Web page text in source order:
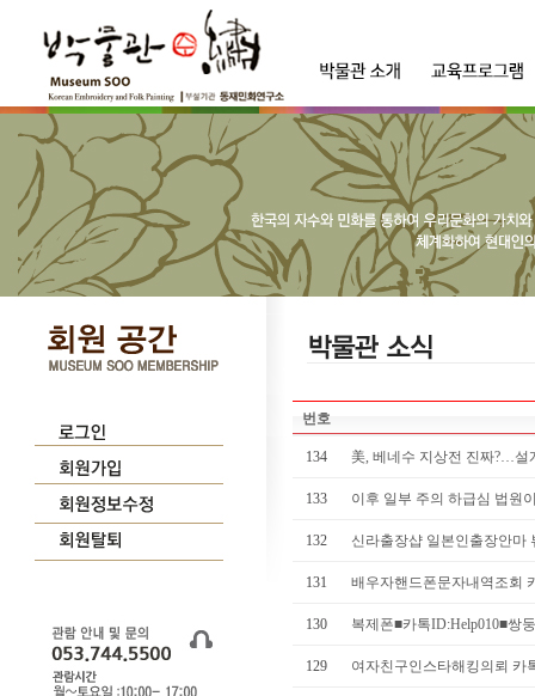
번호
134 美, 베네수 지상전 진짜?…설
133 이후 일부 주의 하급심 법원
132 신라출장샵 일본인출장안마
131 배우자핸드폰문자내역조회
130 복제폰■카톡ID:Help010■쌍
129 여자친구인스타해킹의뢰 카